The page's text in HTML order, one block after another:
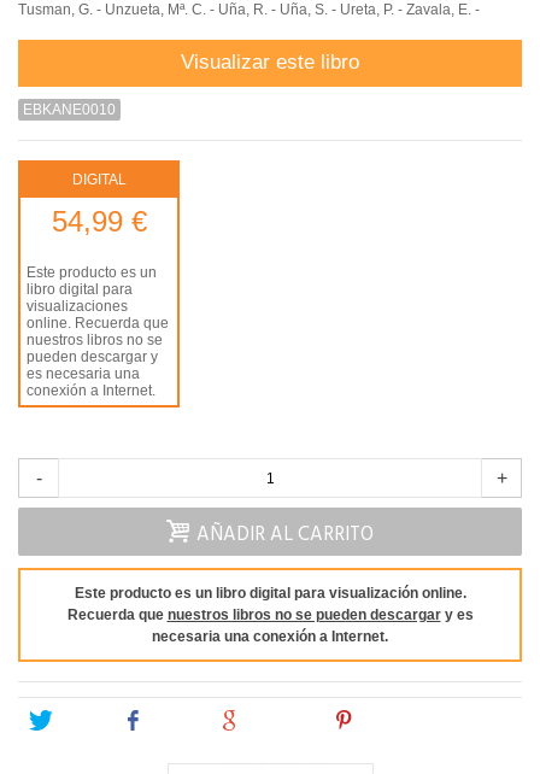
Tusman, G. - Unzueta, Mª. C. - Uña, R. - Uña, S. - Ureta, P. - Zavala, E. -
Visualizar este libro
EBKANE0010
DIGITAL
54,99 €
Este producto es un
libro digital para
visualizaciones
online. Recuerda que
nuestros libros no se
pueden descargar y
es necesaria una
conexión a Internet.
- +
AÑADIR AL CARRITO
Este producto es un libro digital para visualización online.
Recuerda que nuestros libros no se pueden descargary es
necesaria una conexión a Internet.
Tweet